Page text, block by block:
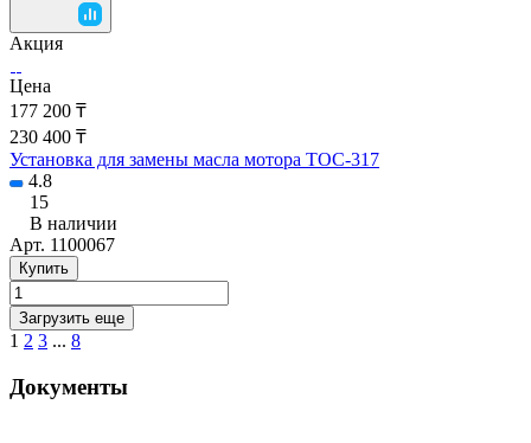
Акция
Цена
177 200 ₸
230 400 ₸
Установка для замены масла мотора TOC-317
4.8
15
В наличии
Арт. 1100067
Купить
Загрузить еще
1 2 3 ... 8
Документы